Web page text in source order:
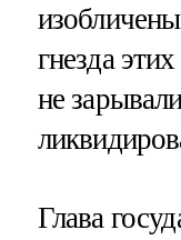
гнезда
не
Глава